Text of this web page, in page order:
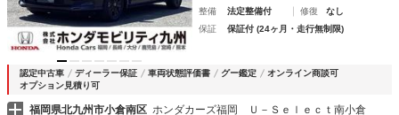
整備
法定整備付 修復
なし
保証
保証付 (24ヶ月・走行無制限)
認定中古車 ディーラー保証 車両状態評価書 グー鑑定
オンライン商談可
オプション見積り可
福岡県北九州市小倉南区 ホンダカーズ福岡 Ｕ－Ｓｅｌｅｃｔ南小倉